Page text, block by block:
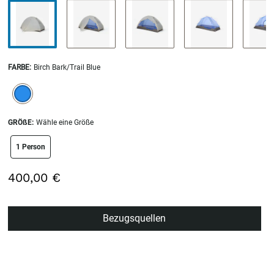
FARBE: Birch Bark/Trail Blue
SELECTION WILL REFRESH THE PAGE WITH NEW RESULTS.
selected
GRÖßE: Wähle eine Größe
size swatch
1 Person
400,00 €
Bezugsquellen